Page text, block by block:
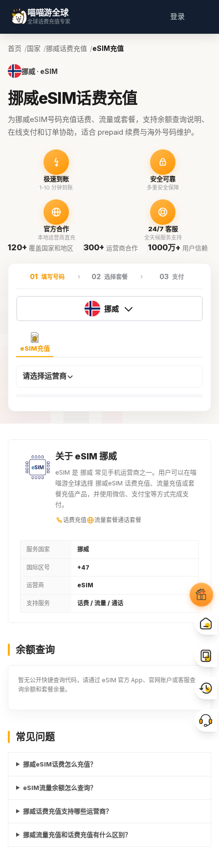
喵喵游全球
全球话费充值专家
登录
首页 国家 挪威话费充值 eSIM充值
挪威 · eSIM
挪威eSIM话费充值
为挪威eSIM号码充值话费、流量或套餐，支持余额查询说明、
在线支付和订单协助，适合 prepaid 续费与海外号码维护。
极速到账
1-10 分钟到账
安全可靠
多重安全保障
官方合作
本地运营商直充
24/7 客服
全天候服务支持
120+ 覆盖国家和地区 300+ 运营商合作 1000万+ 用户信赖
01 填写号码 02 选择套餐 03 支付
挪威
eSIM充值
请选择运营商
关于 eSIM 挪威
eSIM 是 挪威 常见手机运营商之一。用户可以在喵
喵游全球选择 挪威eSIM 话费充值、流量充值或套
餐充值产品，并使用微信、支付宝等方式完成支
付。
话费充值 流量套餐通话套餐
服务国家 挪威
国际区号 +47
运营商 eSIM
支持服务 话费 / 流量 / 通话
余额查询
暂无公开快捷查询代码，请通过 eSIM 官方 App、官网账户或客服查
询余额和套餐余量。
常见问题
挪威eSIM话费怎么充值？
eSIM流量余额怎么查询？
挪威话费充值支持哪些运营商？
挪威流量充值和话费充值有什么区别？